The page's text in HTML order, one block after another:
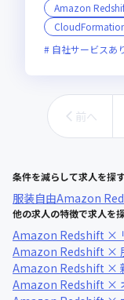
Amazon
自社サービスあ
前へ
条件を減らして求人を探
服装自由Amazon
他の求人の特徴で求人を
Amazon Redshift ×
Amazon Redshift ×
Amazon Redshift ×
Amazon Redshift ×